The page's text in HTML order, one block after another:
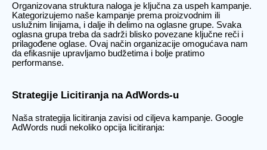
Organizovana struktura naloga je ključna za uspeh kampanje.
Kategorizujemo naše kampanje prema proizvodnim ili
uslužnim linijama, i dalje ih delimo na oglasne grupe. Svaka
oglasna grupa treba da sadrži blisko povezane ključne reči i
prilagođene oglase. Ovaj način organizacije omogućava nam
da efikasnije upravljamo budžetima i bolje pratimo
performanse.
Strategije Licitiranja na AdWords-u
Naša strategija licitiranja zavisi od ciljeva kampanje. Google
AdWords nudi nekoliko opcija licitiranja: